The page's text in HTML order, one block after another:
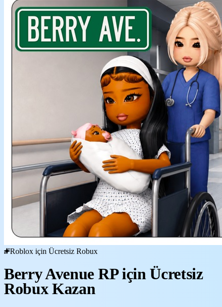
Roblox için Ücretsiz Robux
Berry Avenue RP için Ücretsiz
Robux Kazan